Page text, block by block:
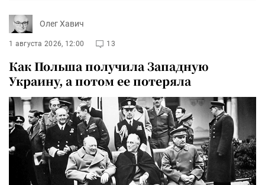
Олег Хавич
1 августа 2026, 12:00 13
Как Польша получила Западную
Украину, а потом ее потеряла